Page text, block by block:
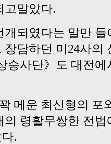
고말았다.
개되였다는 말만
담하던 미24사의
승사단》도 대전
메운 최신형의 포
의 령활무쌍한 전
.